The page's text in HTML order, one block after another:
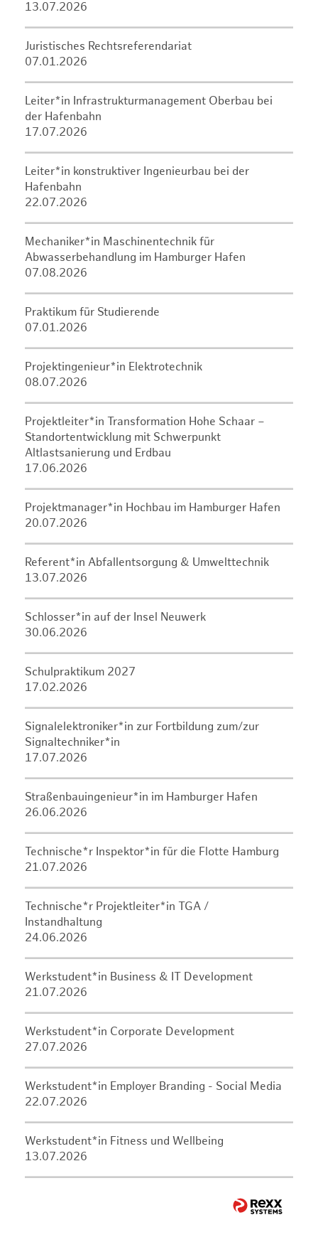
13.07.2026
Juristisches Rechtsreferendariat
07.01.2026
Leiter*in Infrastrukturmanagement Oberbau bei
der Hafenbahn
17.07.2026
Leiter*in konstruktiver Ingenieurbau bei der
Hafenbahn
22.07.2026
Mechaniker*in Maschinentechnik für
Abwasserbehandlung im Hamburger Hafen
07.08.2026
Praktikum für Studierende
07.01.2026
Projektingenieur*in Elektrotechnik
08.07.2026
Projektleiter*in Transformation Hohe Schaar –
Standortentwicklung mit Schwerpunkt
Altlastsanierung und Erdbau
17.06.2026
Projektmanager*in Hochbau im Hamburger Hafen
20.07.2026
Referent*in Abfallentsorgung & Umwelttechnik
13.07.2026
Schlosser*in auf der Insel Neuwerk
30.06.2026
Schulpraktikum 2027
17.02.2026
Signalelektroniker*in zur Fortbildung zum/zur
Signaltechniker*in
17.07.2026
Straßenbauingenieur*in im Hamburger Hafen
26.06.2026
Technische*r Inspektor*in für die Flotte Hamburg
21.07.2026
Technische*r Projektleiter*in TGA /
Instandhaltung
24.06.2026
Werkstudent*in Business & IT Development
21.07.2026
Werkstudent*in Corporate Development
27.07.2026
Werkstudent*in Employer Branding - Social Media
22.07.2026
Werkstudent*in Fitness und Wellbeing
13.07.2026